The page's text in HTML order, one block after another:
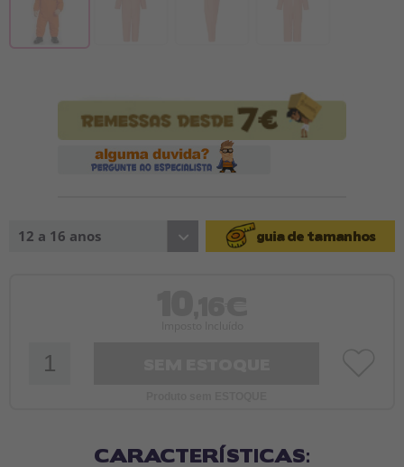
12 a 16 anos guia de tamanhos
CARACTERÍSTICAS: